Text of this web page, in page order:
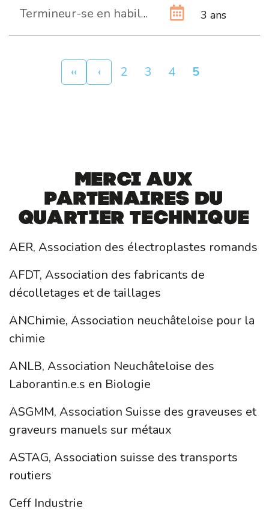
Termineur-se en habillage horloger CFC 3 ans
PaginationPremière
‹‹
Page
‹ Page
2 Page
3 Page
4
Page
5
Merci aux
partenaires du
Quartier Technique
AER, Association des électroplastes romands
AFDT, Association des fabricants de
décolletages et de taillages
ANChimie, Association neuchâteloise pour la
chimie
ANLB, Association Neuchâteloise des
Laborantin.e.s en Biologie
ASGMM, Association Suisse des graveuses et
graveurs manuels sur métaux
ASTAG, Association suisse des transports
routiers
Ceff Industrie